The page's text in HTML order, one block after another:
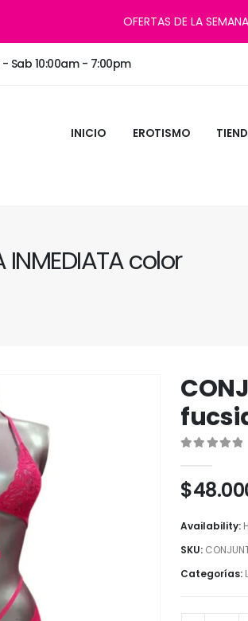
OFERTAS DE LA
- Sab 10:00am - 7:00pm
INICIO EROTISMO
INMEDIATA color
$
Availability:
SKU:
Categorías: